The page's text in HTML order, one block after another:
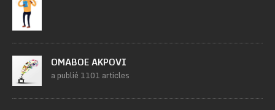
OMABOE AKPOVI
a publié 1101 articles